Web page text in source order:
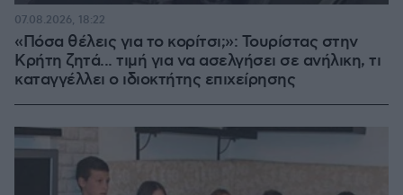
«Πόσα θέλεις για το κορίτσι;»: Τουρίστας στην
Κρήτη ζητά... τιμή για να ασελγήσει σε ανήλικη, τι
καταγγέλλει ο ιδιοκτήτης επιχείρησης
07.08.2026, 18:22